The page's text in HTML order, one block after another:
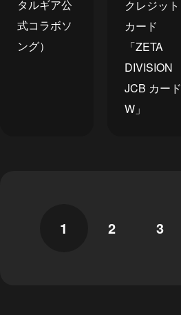
タルギア公
式コラボソ
ング）
クレジット
カード
「ZETA
DIVISION
JCB カード
W」
1 2 3